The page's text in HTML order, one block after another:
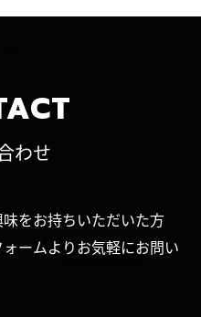
わせ
をお持ちいただいた方
ームよりお気軽にお問い